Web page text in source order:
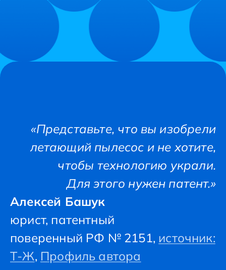
«Представьте, что вы изобрели
летающий пылесос и не хотите,
чтобы технологию украли.
Для этого нужен патент.»
Алексей Башук
юрист, патентный
поверенный РФ № 2151, источник:
Т-Ж, Профиль автора